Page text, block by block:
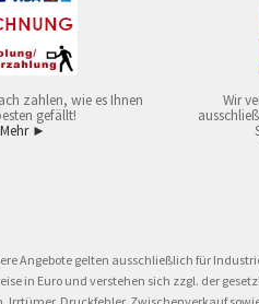
zahlen, wie es Ihnen
gefällt!
Mehr ►
Wir
Angebote gelten ausschließlich für
in Euro und verstehen sich zzgl. der